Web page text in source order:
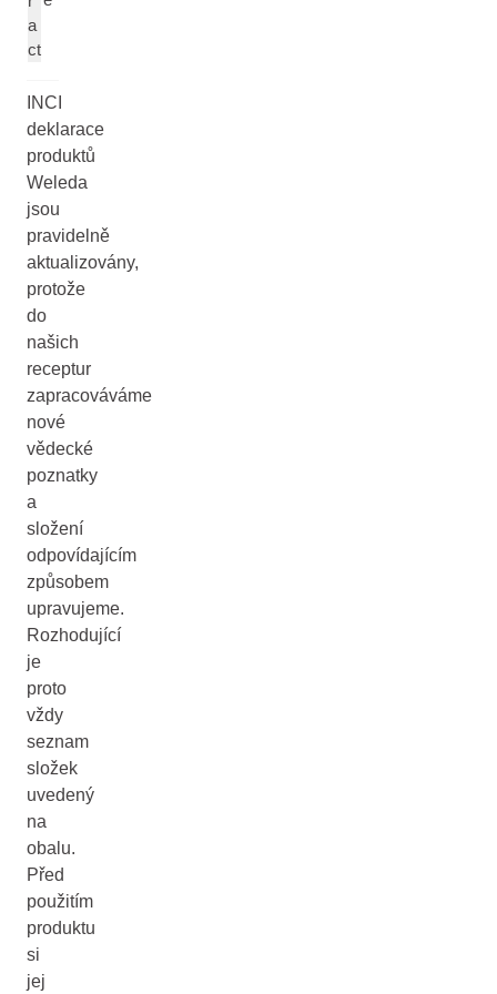
a
ct
INCI
deklarace
produktů
Weleda
jsou
pravidelně
aktualizovány,
protože
do
našich
receptur
zapracováváme
nové
vědecké
poznatky
a
složení
odpovídajícím
způsobem
upravujeme.
Rozhodující
je
proto
vždy
seznam
složek
uvedený
na
obalu.
Před
použitím
produktu
si
jej